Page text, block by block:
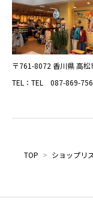
〒761-8072 香川県 高
TEL：TEL 087-869-
TOP > ショップリ